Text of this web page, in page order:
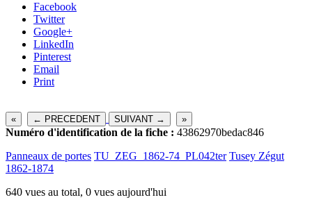
Facebook
Twitter
Google+
LinkedIn
Pinterest
Email
Print
« ← PRECEDENT SUIVANT → »
Numéro d'identification de la fiche : 43862970bedac846
Panneaux de portes TU_ZEG_1862-74_PL042ter Tusey Zégut
1862-1874
640 vues au total, 0 vues aujourd'hui